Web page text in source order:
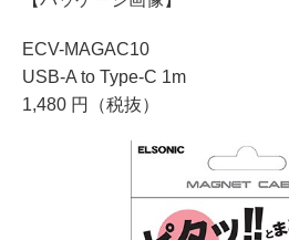
ECV-MAGAC10
USB-A to Type-C 1m
1,480 円（税抜）